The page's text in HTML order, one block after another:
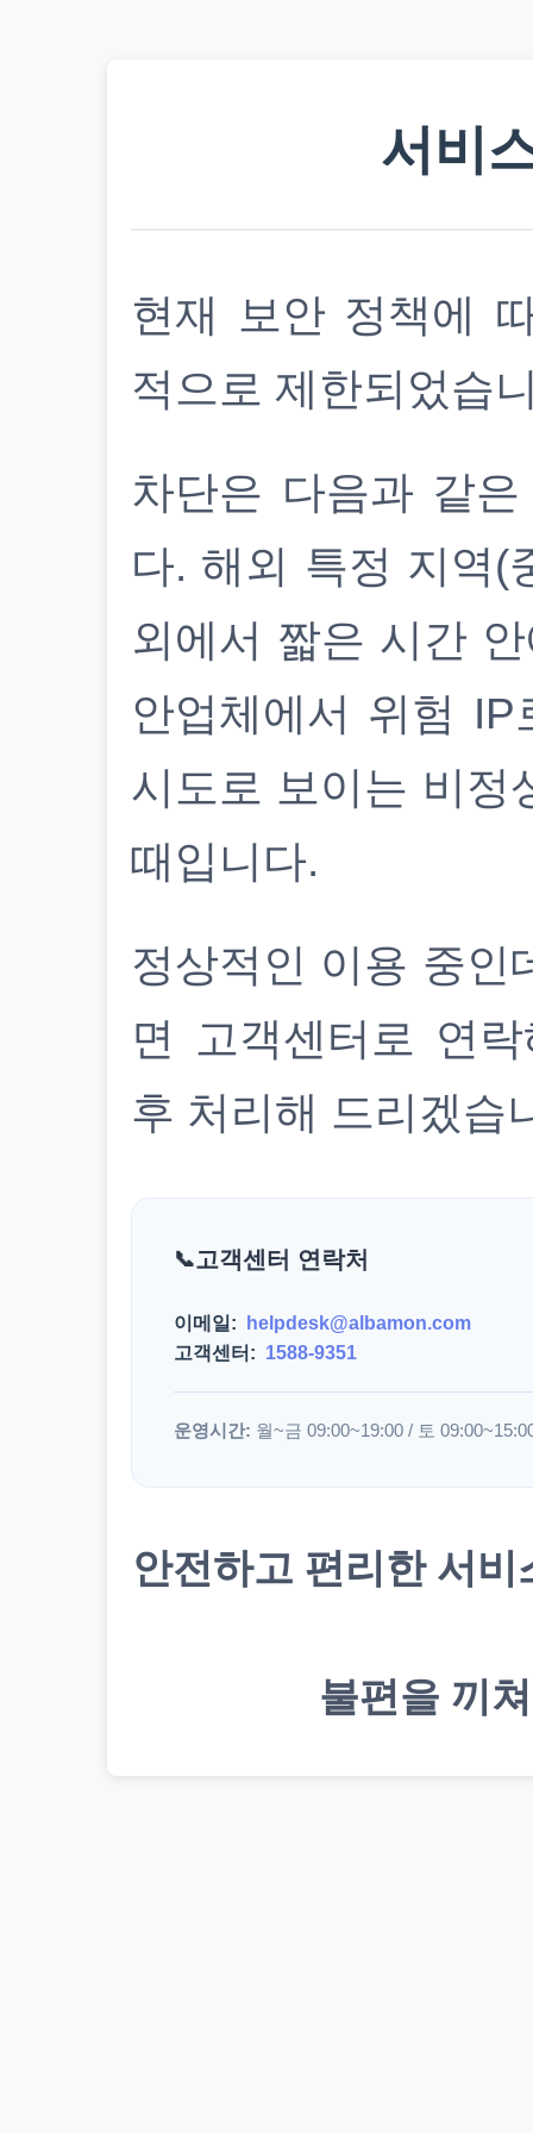
서비
현재 보안 정책에
적으로 제한되었습
차단은 다음과 같
다. 해외 특정 지역(
외에서 짧은 시간
안업체에서 위험
시도로 보이는 비정
때입니다.
정상적인 이용 중인
면 고객센터로 연
후 처리해 드리겠습
고객센터 연락처
이메일:
helpdesk@albamon.com
고객센터: 1588-9351
운영시간: 월~금 09:00~19:00 / 토
안전하고 편리한 서
불편을 끼